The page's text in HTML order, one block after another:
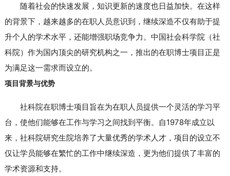
随着社会的快速发展，知识更新的速度也日益加快。在这样
的背景下，越来越多的在职人员意识到，继续深造不仅有助于提
升个人的学术水平，还能增强职场竞争力。中国社会科学院（社
科院）作为国内顶尖的研究机构之一，推出的在职博士项目正是
为满足这一需求而设立的。
项目背景与优势
社科院在职博士项目旨在为在职人员提供一个灵活的学习平
台，使他们能够在工作与学习之间找到平衡。自1978年成立以
来，社科院研究生院培养了大量优秀的学术人才，项目的设立不
仅让学员能够在繁忙的工作中继续深造，更为他们提供了丰富的
学术资源和支持。